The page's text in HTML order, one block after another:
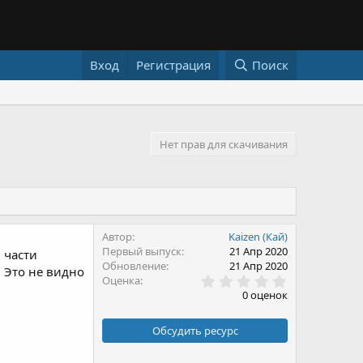
Вход Регистрация Поиск
Нет прав для скачивания
Это не видно
Автор
Kaizen (Кай)
Первый выпуск
21 Апр 2020
Обновление
21 Апр 2020
Оценка
.
0
0
в
0 оценок
Обсудить ресурс